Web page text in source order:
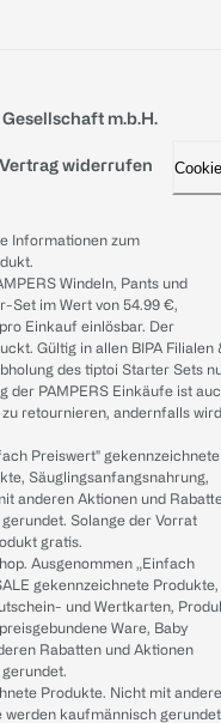
m.b.H.
Vertrag widerrufen
Informationen zum
Windeln, Pants und
Set im Wert von 54.99 €,
Einkauf einlösbar. Der
Gültig in allen BIPA Filialen
des tiptoi Starter Sets
der PAMPERS Einkäufe ist
retournieren, andernfalls wird
Preiswert" gekennzeichnete
Säuglingsanfangsnahrung,
anderen Aktionen und
Solange der Vorrat
gratis.
Ausgenommen „Einfach
gekennzeichnete Produkte,
und Wertkarten,
Ware, Baby
Rabatten und Aktionen
Produkte. Nicht mit
werden kaufmännisch